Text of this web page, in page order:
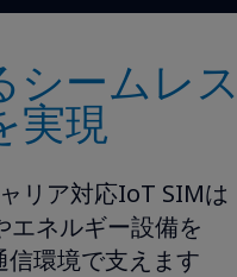
シームレ
実現
リア対応IoT SIMは
エネルギー設備を
信環境で支えます